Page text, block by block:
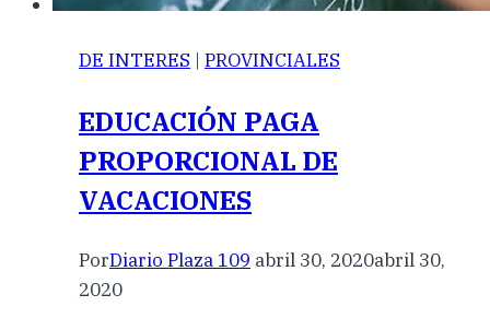
DE INTERES | PROVINCIALES
EDUCACIÓN PAGA
PROPORCIONAL DE
VACACIONES
PorDiario Plaza 109 abril 30, 2020abril 30,
2020